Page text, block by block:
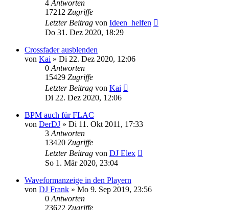
4 Antworten
17212 Zugriffe
Letzter Beitrag von Ideen_helfen
Do 31. Dez 2020, 18:29
Crossfader ausblenden
von Kai » Di 22. Dez 2020, 12:06
0 Antworten
15429 Zugriffe
Letzter Beitrag von Kai
Di 22. Dez 2020, 12:06
BPM auch für FLAC
von DerDJ » Di 11. Okt 2011, 17:33
3 Antworten
13420 Zugriffe
Letzter Beitrag von DJ Elex
So 1. Mär 2020, 23:04
Waveformanzeige in den Playern
von DJ Frank » Mo 9. Sep 2019, 23:56
0 Antworten
23622 Zugriffe